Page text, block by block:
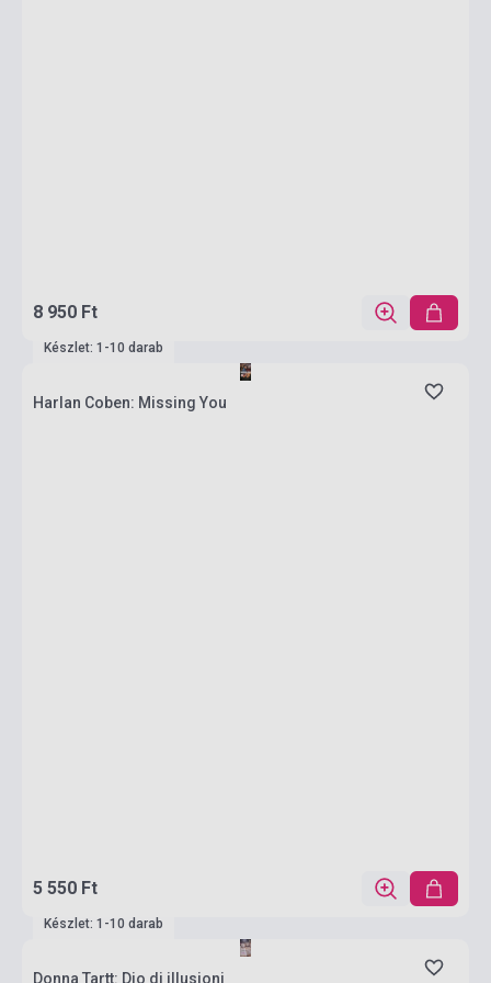
8 950 Ft
Készlet: 1-10 darab
Harlan Coben: Missing You
5 550 Ft
Készlet: 1-10 darab
Donna Tartt: Dio di illusioni